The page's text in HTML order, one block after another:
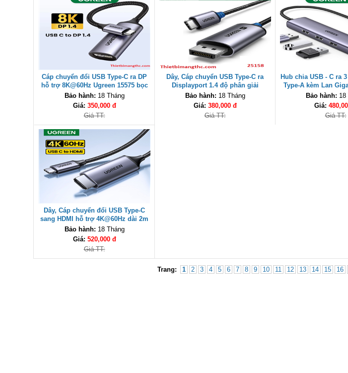
Cáp chuyển đổi USB Type-C ra DP
hỗ trợ 8K@60Hz Ugreen 15575 bọc
nhôm cao cấp
Bảo hành: 18 Tháng
Giá: 350,000 đ
Giá TT:
Dây, Cáp chuyển USB Type-C ra
Displayport 1.4 độ phân giải
8K@60Hz dài 2m Ugreen 25158 cao
cấp
Bảo hành: 18 Tháng
Giá: 380,000 đ
Giá TT:
Hub chia USB - C ra
Type-A kèm Lan
chính hãng
Bảo hành: 18
Giá:
Giá TT:
Dây, Cáp chuyển đổi USB Type-C
sang HDMI hỗ trợ 4K@60Hz dài 2m
Ugreen 50571 cao cấp
Bảo hành: 18 Tháng
Giá: 520,000 đ
Giá TT:
Trang: 1 2 3 4 5 6 7 8 9 10 11 12 13 14 15 16